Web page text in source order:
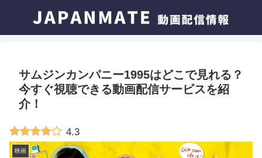
サムジンカンパニー1995はどこで見れる？
今すぐ視聴できる動画配信サービスを紹
介！
4.3
映画